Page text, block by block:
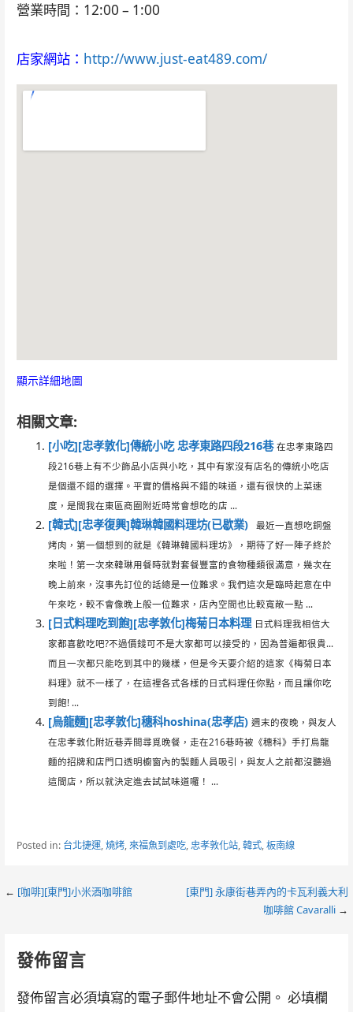
營業時間：12:00 – 1:00
店家網站： http://www.just-eat489.com/
顯示詳細地圖
相關文章:
[小吃][忠孝敦化]傳統小吃 忠孝東路四段216巷 在忠孝東路四
段216巷上有不少飾品小店與小吃，其中有家沒有店名的傳統小吃店
是個還不錯的選擇。平實的價格與不錯的味道，還有很快的上菜速
度，是間我在東區商圈附近時常會想吃的店 ...
[韓式][忠孝復興]韓琳韓國料理坊(已歇業)
最近一直想吃銅盤
烤肉，第一個想到的就是《韓琳韓國料理坊》，期待了好一陣子終於
來啦！第一次來韓琳用餐時就對套餐豐富的食物種類很滿意，幾次在
晚上前來，沒事先訂位的話總是一位難求。我們這次是臨時起意在中
午來吃，較不會像晚上般一位難求，店內空間也比較寬敞一點 ...
[日式料理吃到飽][忠孝敦化]梅菊日本料理 日式料理我相信大
家都喜歡吃吧?不過價錢可不是大家都可以接受的，因為普遍都很貴…
而且一次都只能吃到其中的幾樣，但是今天要介紹的這家《梅菊日本
料理》就不一樣了，在這裡各式各樣的日式料理任你點，而且讓你吃
到飽! ...
[烏龍麵][忠孝敦化]穗科hoshina(忠孝店) 週末的夜晚，與友人
在忠孝敦化附近巷弄間尋覓晚餐，走在216巷時被《穗科》手打烏龍
麵的招牌和店門口透明櫥窗內的製麵人員吸引，與友人之前都沒聽過
這間店，所以就決定進去試試味道囉！ ...
Posted in: 台北捷運,燒烤,來福魚到處吃,忠孝敦化站,韓式,板南線
Post
← [咖啡][東門]小米酒咖啡館
[東門] 永康街巷弄內的卡瓦利義大利
咖啡館 Cavaralli→
發佈留言
發佈留言必須填寫的電子郵件地址不會公開。 必填欄